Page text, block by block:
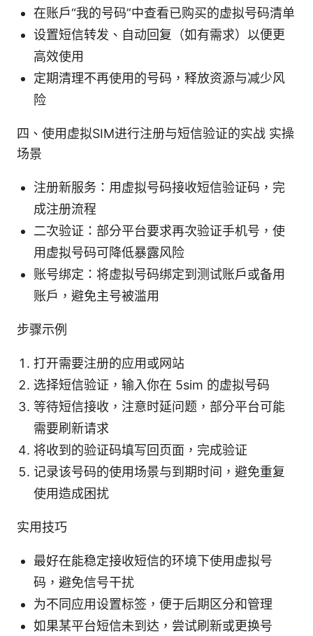
在账户“我的号码”中查看已购买的虚拟号码清单
设置短信转发、自动回复（如有需求）以便更
高效使用
定期清理不再使用的号码，释放资源与减少风
险
四、使用虚拟SIM进行注册与短信验证的实战 实操
场景
注册新服务：用虚拟号码接收短信验证码，完
成注册流程
二次验证：部分平台要求再次验证手机号，使
用虚拟号码可降低暴露风险
账号绑定：将虚拟号码绑定到测试账户或备用
账户，避免主号被滥用
步骤示例
打开需要注册的应用或网站
选择短信验证，输入你在 5sim 的虚拟号码
等待短信接收，注意时延问题，部分平台可能
需要刷新请求
将收到的验证码填写回页面，完成验证
记录该号码的使用场景与到期时间，避免重复
使用造成困扰
实用技巧
最好在能稳定接收短信的环境下使用虚拟号
码，避免信号干扰
为不同应用设置标签，便于后期区分和管理
如果某平台短信未到达，尝试刷新或更换号